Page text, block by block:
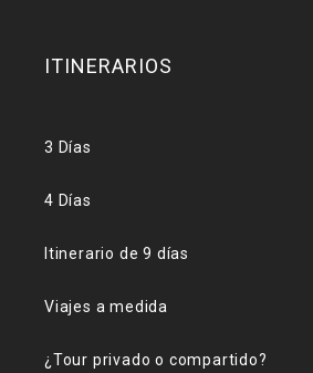
ITINERARIOS
3 Días
4 Días
Itinerario de 9 días
Viajes a medida
¿Tour privado o compartido?